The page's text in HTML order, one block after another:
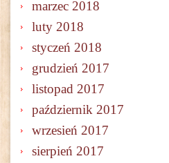
marzec 2018
luty 2018
styczeń 2018
grudzień 2017
listopad 2017
październik 2017
wrzesień 2017
sierpień 2017